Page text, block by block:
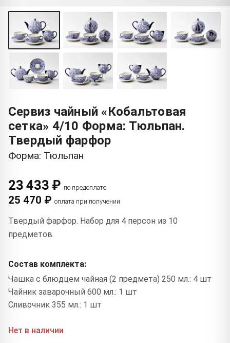
Сервиз чайный «Кобальтовая
сетка» 4/10 Форма: Тюльпан.
Твердый фарфор
Форма: Тюльпан
23 433 ₽ по предоплате
25 470 ₽ оплата при получении
Твердый фарфор. Набор для 4 персон из 10
предметов.
Состав комплекта:
Чашка с блюдцем чайная (2 предмета) 250 мл.: 4 шт
Чайник заварочный 600 мл.: 1 шт
Сливочник 355 мл.: 1 шт
Нет в наличии